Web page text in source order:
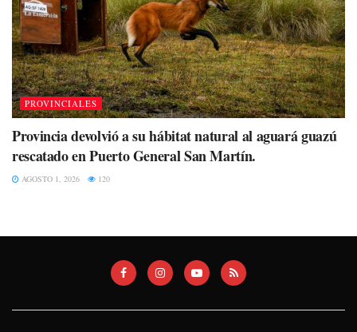
PROVINCIALES
Provincia devolvió a su hábitat natural al aguará guazú
rescatado en Puerto General San Martín.
AGOSTO 1, 2026 120